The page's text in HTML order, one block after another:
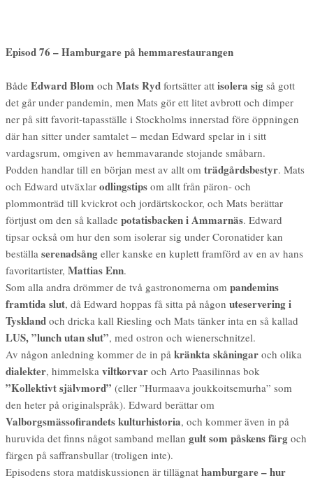
Episod 76 – Hamburgare på hemmarestaurangen
Både Edward Blom och Mats Ryd fortsätter att isolera sig så gott
det går under pandemin, men Mats gör ett litet avbrott och dimper
ner på sitt favorit-tapasställe i Stockholms innerstad före öppningen
där han sitter under samtalet – medan Edward spelar in i sitt
vardagsrum, omgiven av hemmavarande stojande småbarn.
Podden handlar till en början mest av allt om trädgårdsbestyr. Mats
och Edward utväxlar odlingstips om allt från päron- och
plommonträd till kvickrot och jordärtskockor, och Mats berättar
förtjust om den så kallade potatisbacken i Ammarnäs. Edward
tipsar också om hur den som isolerar sig under Coronatider kan
beställa serenadsång eller kanske en kuplett framförd av en av hans
favoritartister, Mattias Enn.
Som alla andra drömmer de två gastronomerna om pandemins
framtida slut, då Edward hoppas få sitta på någon uteservering i
Tyskland och dricka kall Riesling och Mats tänker inta en så kallad
LUS, ”lunch utan slut”, med ostron och wienerschnitzel.
Av någon anledning kommer de in på kränkta skåningar och olika
dialekter, himmelska viltkorvar och Arto Paasilinnas bok
”Kollektivt självmord” (eller ”Hurmaava joukkoitsemurha” som
den heter på originalspråk). Edward berättar om
Valborgsmässofirandets kulturhistoria, och kommer även in på
huruvida det finns något samband mellan gult som påskens färg och
färgen på saffransbullar (troligen inte).
Episodens stora matdiskussionen är tillägnat hamburgare – hur